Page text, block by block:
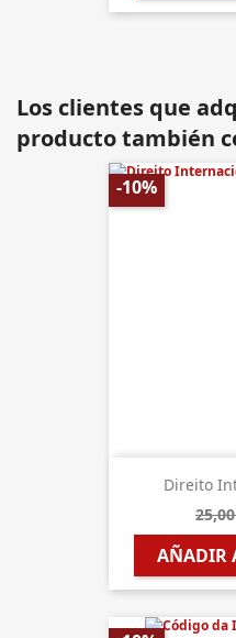
Los clientes que
producto también
Direito
AÑADIR
-10%